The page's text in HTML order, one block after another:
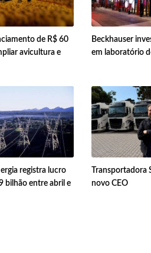
de R$ 60
avicultura e
Beckhauser
em laboratório
registra lucro
bilhão entre abril e
Transportadora
novo CEO